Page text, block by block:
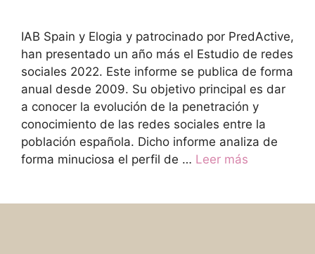
IAB Spain y Elogia y patrocinado por PredActive,
han presentado un año más el Estudio de redes
sociales 2022. Este informe se publica de forma
anual desde 2009. Su objetivo principal es dar
a conocer la evolución de la penetración y
conocimiento de las redes sociales entre la
población española. Dicho informe analiza de
forma minuciosa el perfil de … Leer más